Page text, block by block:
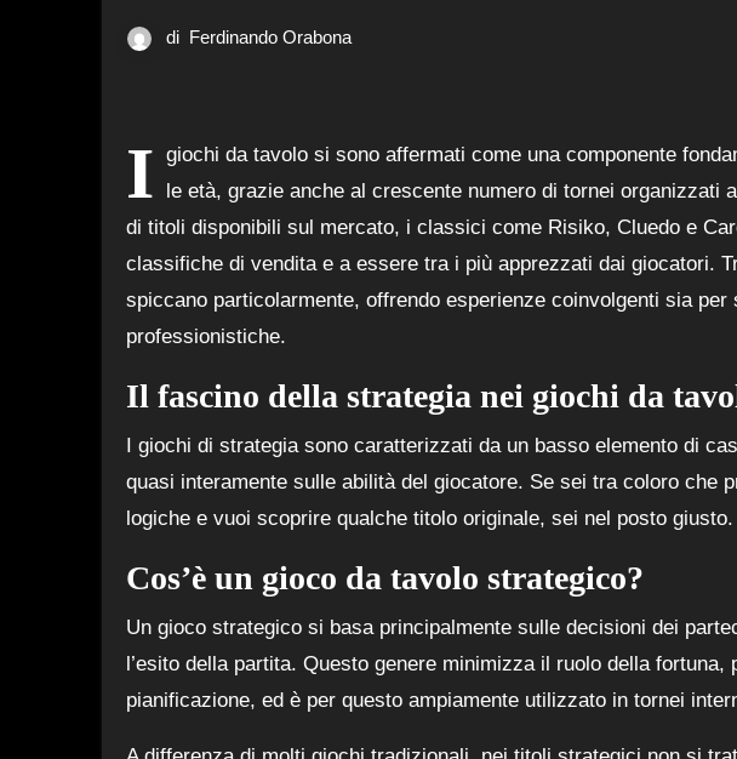
di Ferdinando Orabona
I giochi da tavolo si sono affermati come una componente
le età, grazie anche al crescente numero di tornei organizzati
di titoli disponibili sul mercato, i classici come Risiko, Cluedo e
classifiche di vendita e a essere tra i più apprezzati dai giocatori.
spiccano particolarmente, offrendo esperienze coinvolgenti sia
professionistiche.
Il fascino della strategia nei giochi da
I giochi di strategia sono caratterizzati da un basso elemento di
quasi interamente sulle abilità del giocatore. Se sei tra coloro che
logiche e vuoi scoprire qualche titolo originale, sei nel posto giusto.
Cos’è un gioco da tavolo strategico?
Un gioco strategico si basa principalmente sulle decisioni dei
l’esito della partita. Questo genere minimizza il ruolo della fortuna,
pianificazione, ed è per questo ampiamente utilizzato in tornei